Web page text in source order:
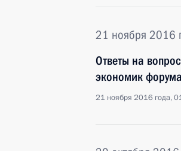
21 ноября 2016
Ответы на
экономик
21 ноября 2016 года,